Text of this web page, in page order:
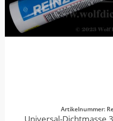
Artikelnummer:
Universal-Dichtmasse